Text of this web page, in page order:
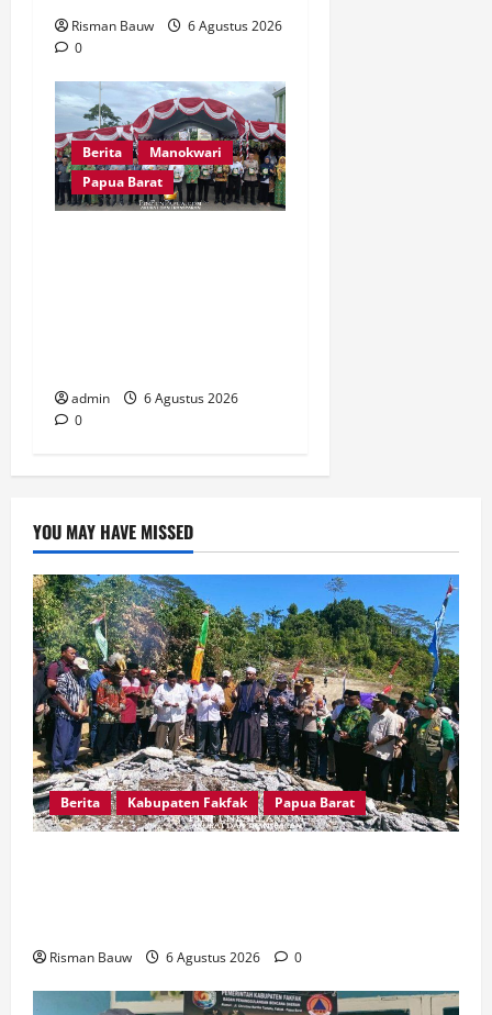
Risman Bauw
6 Agustus 2026
0
Berita
Manokwari
Papua Barat
admin
6 Agustus 2026
0
YOU MAY HAVE MISSED
Berita Kabupaten Fakfak Papua Barat
Risman Bauw 6 Agustus 2026 0